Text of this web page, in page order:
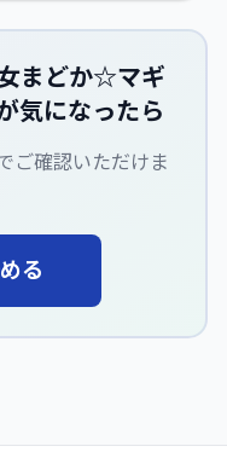
まどか☆マギ
気になったら
ご確認いただけま
る